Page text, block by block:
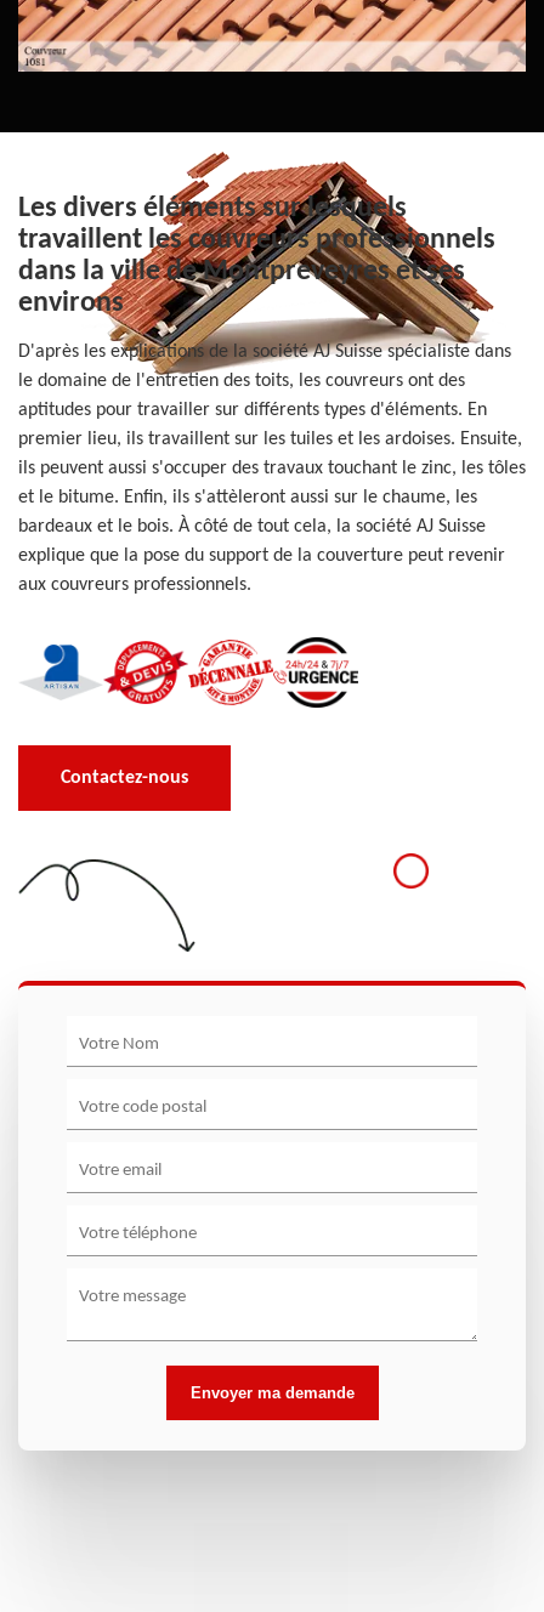
Les divers éléments sur lesquels
travaillent les couvreurs professionnels
dans la ville de Montpreveyres et ses
environs
D'après les explications de la société AJ Suisse spécialiste dans
le domaine de l'entretien des toits, les couvreurs ont des
aptitudes pour travailler sur différents types d'éléments. En
premier lieu, ils travaillent sur les tuiles et les ardoises. Ensuite,
ils peuvent aussi s'occuper des travaux touchant le zinc, les tôles
et le bitume. Enfin, ils s'attèleront aussi sur le chaume, les
bardeaux et le bois. À côté de tout cela, la société AJ Suisse
explique que la pose du support de la couverture peut revenir
aux couvreurs professionnels.
Contactez-nous